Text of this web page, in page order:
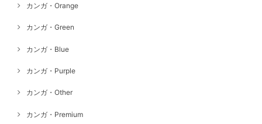
カンガ・Orange
カンガ・Green
カンガ・Blue
カンガ・Purple
カンガ・Other
カンガ・Premium